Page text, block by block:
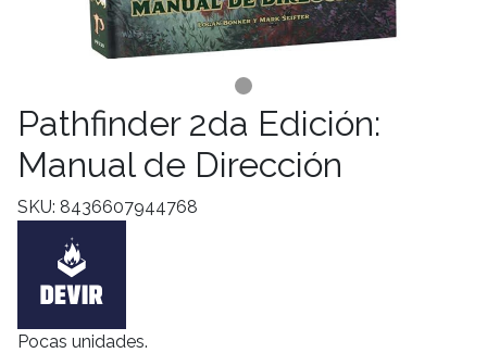
Pathfinder 2da Edición:
Manual de Dirección
SKU: 8436607944768
Pocas unidades.